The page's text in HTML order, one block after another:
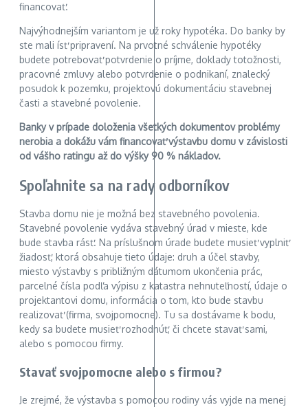
financovať.
Najvýhodnejším variantom je už roky hypotéka. Do banky by
ste mali ísť pripravení. Na prvotné schválenie hypotéky
budete potrebovať potvrdenie o príjme, doklady totožnosti,
pracovné zmluvy alebo potvrdenie o podnikaní, znalecký
posudok k pozemku, projektovú dokumentáciu stavebnej
časti a stavebné povolenie.
Banky v prípade doloženia všetkých dokumentov problémy
nerobia a dokážu vám financovať výstavbu domu v závislosti
od vášho ratingu až do výšky 90 % nákladov.
Spoľahnite sa na rady odborníkov
Stavba domu nie je možná bez stavebného povolenia.
Stavebné povolenie vydáva stavebný úrad v mieste, kde
bude stavba rásť. Na príslušnom úrade budete musieť vyplniť
žiadosť, ktorá obsahuje tieto údaje: druh a účel stavby,
miesto výstavby s približným dátumom ukončenia prác,
parcelné čísla podľa výpisu z katastra nehnuteľností, údaje o
projektantovi domu, informácia o tom, kto bude stavbu
realizovať (firma, svojpomocne). Tu sa dostávame k bodu,
kedy sa budete musieť rozhodnúť, či chcete stavať sami,
alebo s pomocou firmy.
Stavať svojpomocne alebo s firmou?
Je zrejmé, že výstavba s pomocou rodiny vás vyjde na menej